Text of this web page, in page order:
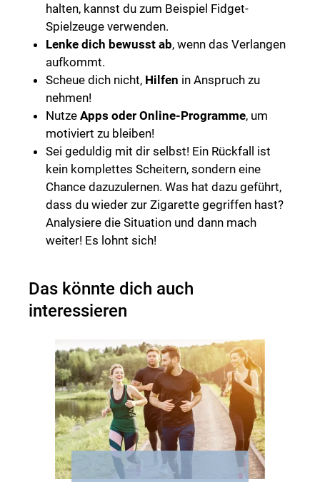
halten, kannst du zum Beispiel Fidget-
Spielzeuge verwenden.
Lenke dich bewusst ab, wenn das Verlangen
aufkommt.
Scheue dich nicht, Hilfen in Anspruch zu
nehmen!
Nutze Apps oder Online-Programme, um
motiviert zu bleiben!
Sei geduldig mit dir selbst! Ein Rückfall ist
kein komplettes Scheitern, sondern eine
Chance dazuzulernen. Was hat dazu geführt,
dass du wieder zur Zigarette gegriffen hast?
Analysiere die Situation und dann mach
weiter! Es lohnt sich!
Das könnte dich auch
interessieren